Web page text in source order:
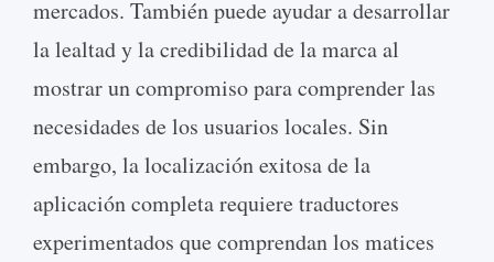
mercados. También puede ayudar a desarrollar
la lealtad y la credibilidad de la marca al
mostrar un compromiso para comprender las
necesidades de los usuarios locales. Sin
embargo, la localización exitosa de la
aplicación completa requiere traductores
experimentados que comprendan los matices